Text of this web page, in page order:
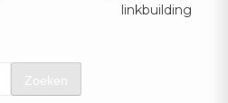
linkbuilding
Zoeken